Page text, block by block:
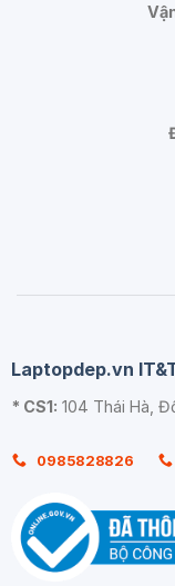
Laptopdep.vn
* CS1: 104 Thái Hà,
0985828826